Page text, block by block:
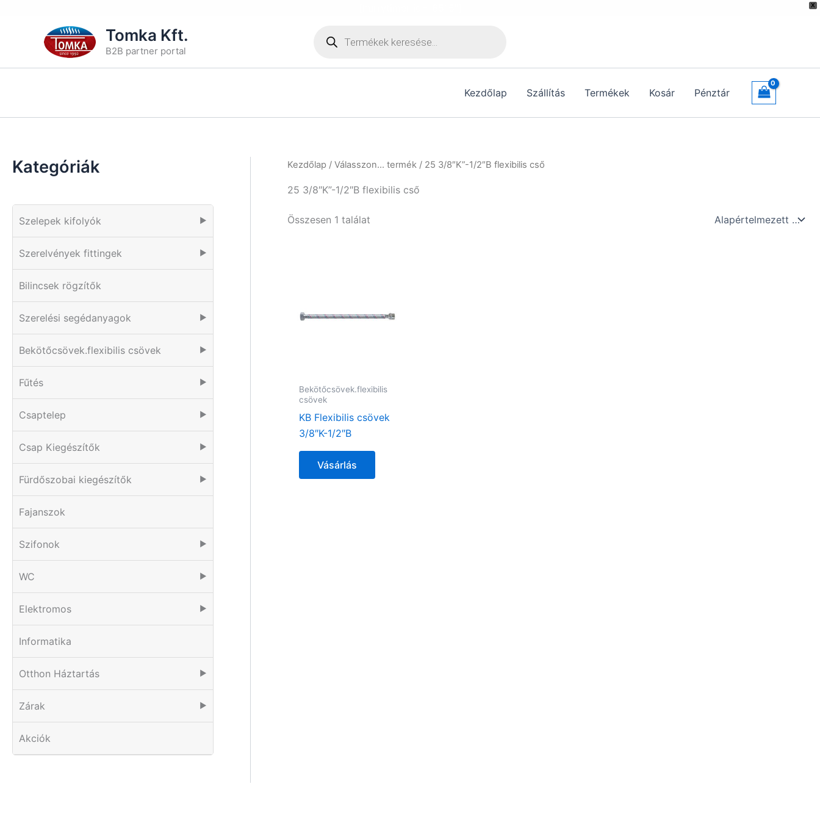
X
Tomka Kft.
B2B partner portal
search
Kezdőlap Szállítás Termékek Kosár Pénztár
Kategóriák
Szelepek kifolyók ▶
Szerelvények fittingek ▶
Bilincsek rögzítők
Szerelési segédanyagok ▶
Bekötőcsövek.flexibilis csövek ▶
Fűtés ▶
Csaptelep ▶
Csap Kiegészítők ▶
Fürdőszobai kiegészítők ▶
Fajanszok
Szifonok ▶
WC ▶
Elektromos ▶
Informatika
Otthon Háztartás ▶
Zárak ▶
Akciók
Kezdőlap / Válasszon... termék / 25 3/8″K”-1/2″B flexibilis cső
25 3/8″K”-1/2″B flexibilis cső
Összesen 1 találat
Bekötőcsövek.flexibilis
csövek
KB Flexibilis csövek
3/8″K-1/2″B
Vásárlás